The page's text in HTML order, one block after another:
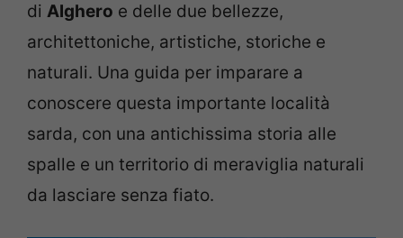
di Alghero e delle due bellezze,
architettoniche, artistiche, storiche e
naturali. Una guida per imparare a
conoscere questa importante località
sarda, con una antichissima storia alle
spalle e un territorio di meraviglia naturali
da lasciare senza fiato.